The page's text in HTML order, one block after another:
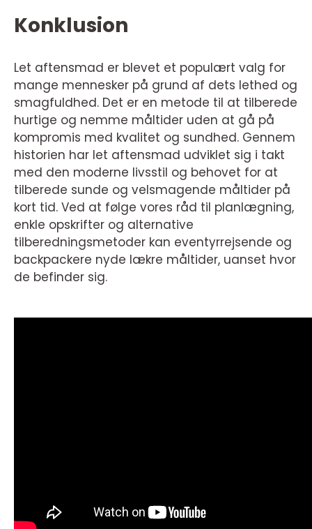
Konklusion
Let aftensmad er blevet et populært valg for
mange mennesker på grund af dets lethed og
smagfuldhed. Det er en metode til at tilberede
hurtige og nemme måltider uden at gå på
kompromis med kvalitet og sundhed. Gennem
historien har let aftensmad udviklet sig i takt
med den moderne livsstil og behovet for at
tilberede sunde og velsmagende måltider på
kort tid. Ved at følge vores råd til planlægning,
enkle opskrifter og alternative
tilberedningsmetoder kan eventyrrejsende og
backpackere nyde lækre måltider, uanset hvor
de befinder sig.